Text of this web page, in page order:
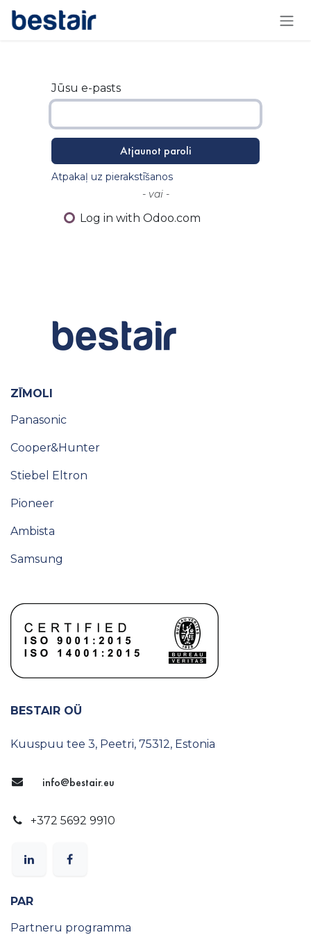
Skip to Content
Jūsu e-pasts
Atjaunot paroli
Atpakaļ uz pierakstīšanos
- vai -
Log in with Odoo.com
ZĪMOLI
Panasonic
Cooper&Hunter
Stiebel Eltron
Pioneer
Ambista
Samsung
BESTAIR OÜ
Kuuspuu tee 3, Peetri, 75312, Estonia
info@bestair.eu
+372 5692 9910
PAR
Partneru programma